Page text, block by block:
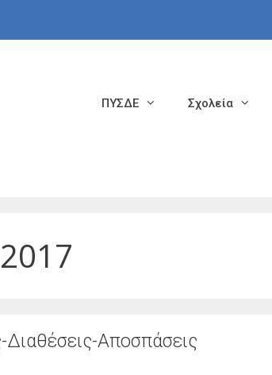
ΠΥΣΔΕ Σχολεία
Αποσπάσεις